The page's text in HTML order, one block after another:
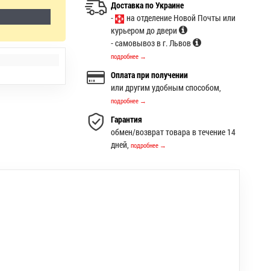
Доставка по Украине
-
на отделение Новой Почты или
курьером до двери
- самовывоз в г. Львов
подробнее →
Оплата при получении
или другим удобным способом,
подробнее →
Гарантия
обмен/возврат товара в течение 14
дней,подробнее →